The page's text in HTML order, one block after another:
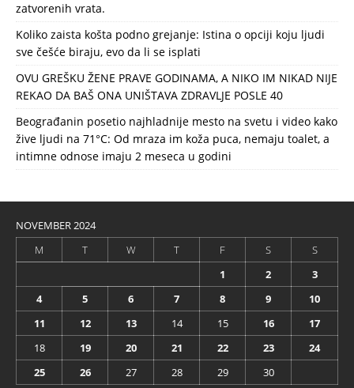
zatvorenih vrata.
Koliko zaista košta podno grejanje: Istina o opciji koju ljudi
sve češće biraju, evo da li se isplati
OVU GREŠKU ŽENE PRAVE GODINAMA, A NIKO IM NIKAD NIJE
REKAO DA BAŠ ONA UNIŠTAVA ZDRAVLJE POSLE 40
Beograđanin posetio najhladnije mesto na svetu i video kako
žive ljudi na 71°C: Od mraza im koža puca, nemaju toalet, a
intimne odnose imaju 2 meseca u godini
NOVEMBER 2024
M
T W T F S
S
1
2
3
4
5 6 7 8 9
10
11
12 13 14 15 16
17
18
19 20 21 22 23
24
25
26 27 28 29
30